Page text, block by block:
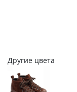
Другие цвета